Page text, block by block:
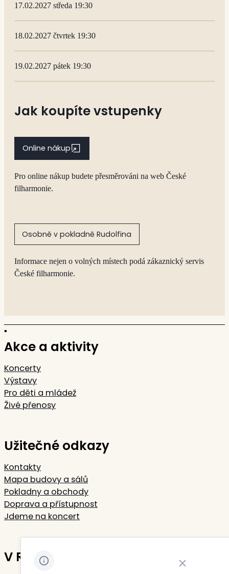
17.02.2027 středa 19:30
18.02.2027 čtvrtek 19:30
19.02.2027 pátek 19:30
Jak koupíte vstupenky
Online nákup
Pro online nákup budete přesměrováni na web České
filharmonie.
Osobně v pokladně Rudolfina
Informace nejen o volných místech podá zákaznický servis
České filharmonie.
Akce a aktivity
Koncerty
Výstavy
Pro děti a mládež
Živé přenosy
Užitečné odkazy
Kontakty
Mapa budovy a sálů
Pokladny a obchody
Doprava a přístupnost
Jdeme na koncert
V Rudolfinu sídlí Zavřít oznámení